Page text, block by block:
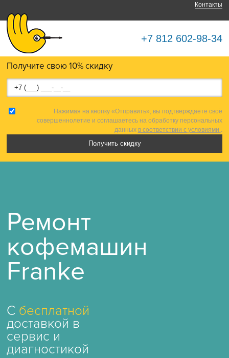
Контакты
+7 812 602-98-34
Получите свою 10% скидку
Нажимая на кнопку «Отправить», вы подтверждаете своё
совершеннолетие и соглашаетесь на обработку персональных
данных в соответствии с условиями .
Ремонт
кофемашин
Franke
С бесплатной
доставкой в
сервис и
диагностикой